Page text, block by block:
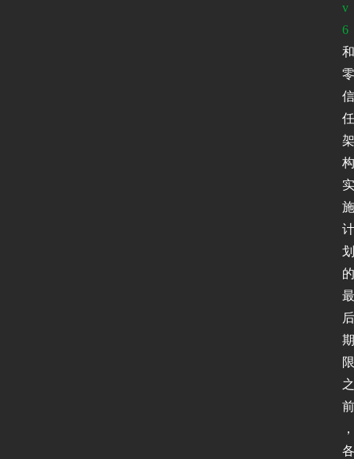
v
6
和
零
信
任
架
构
实
施
计
划
的
最
后
期
限
之
前
，
各